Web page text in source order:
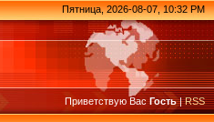
Пятница, 2026-08-07, 10:32 PM
Приветствую Вас Гость|RSS